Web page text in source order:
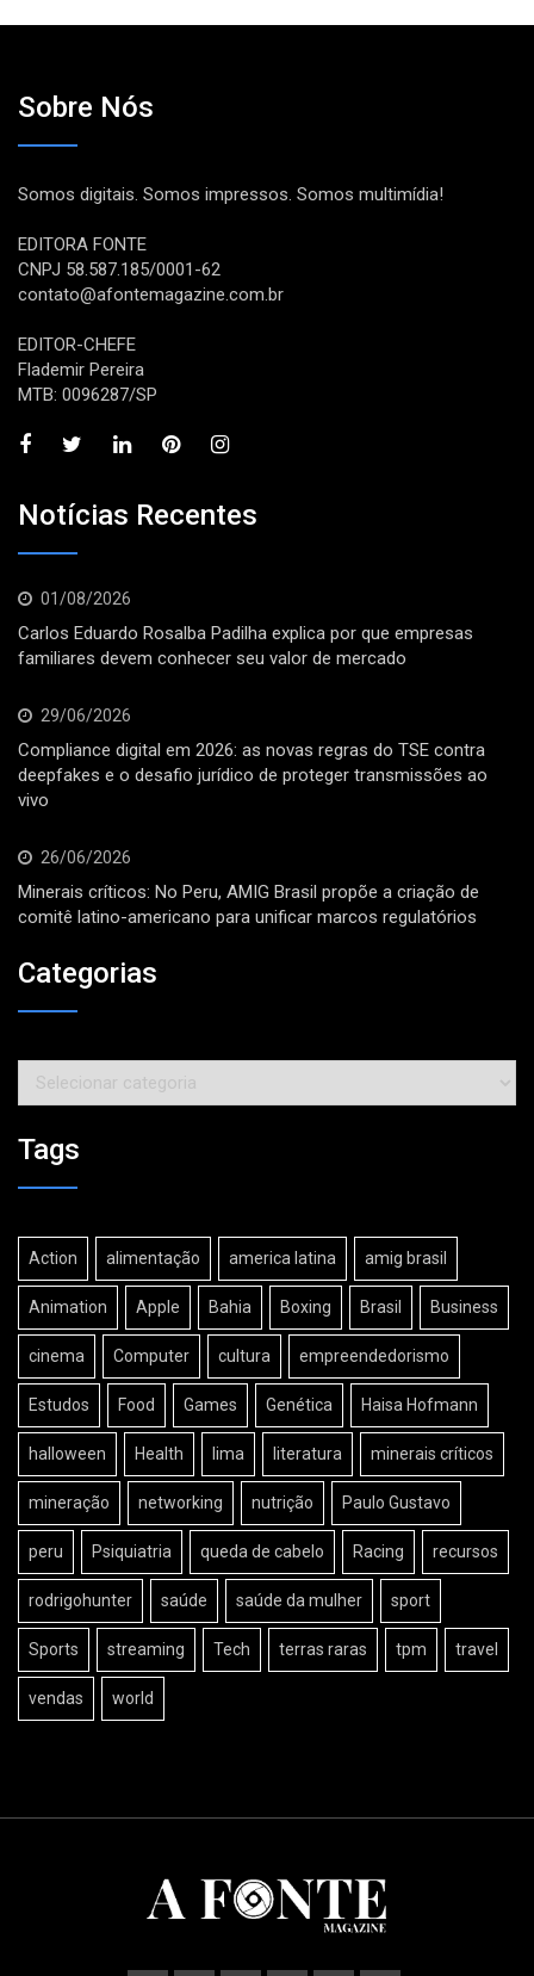
Sobre Nós
Somos digitais. Somos impressos. Somos multimídia!
EDITORA FONTE
CNPJ 58.587.185/0001-62
contato@afontemagazine.com.br
EDITOR-CHEFE
Flademir Pereira
MTB: 0096287/SP
Notícias Recentes
01/08/2026
Carlos Eduardo Rosalba Padilha explica por que empresas
familiares devem conhecer seu valor de mercado
29/06/2026
Compliance digital em 2026: as novas regras do TSE contra
deepfakes e o desafio jurídico de proteger transmissões ao
vivo
26/06/2026
Minerais críticos: No Peru, AMIG Brasil propõe a criação de
comitê latino-americano para unificar marcos regulatórios
Categorias
Categorias
Tags
Action alimentação america latina amig brasil
Animation Apple Bahia Boxing Brasil Business
cinema Computer cultura empreendedorismo
Estudos Food Games Genética Haisa Hofmann
halloween Health lima literatura minerais críticos
mineração networking nutrição Paulo Gustavo
peru Psiquiatria queda de cabelo Racing recursos
rodrigohunter saúde saúde da mulher sport
Sports streaming Tech terras raras tpm travel
vendas world